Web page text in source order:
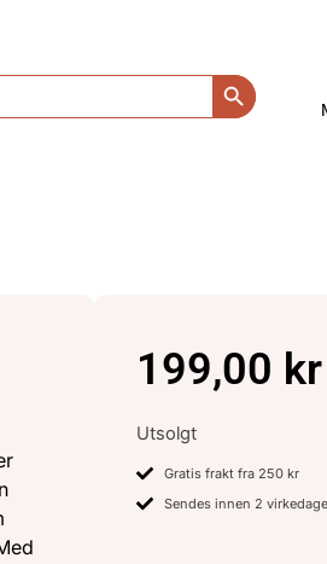
Search Button
199,00 kr
Utsolgt
Gratis frakt fra 250 kr
Sendes innen 2